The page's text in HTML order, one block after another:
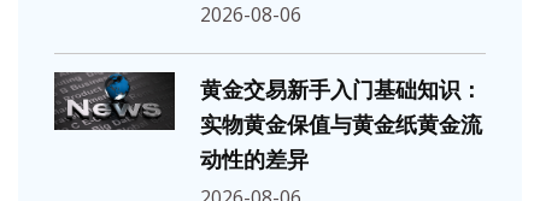
2026-08-06
黄金交易新手入门基础知识：
实物黄金保值与黄金纸黄金流
动性的差异